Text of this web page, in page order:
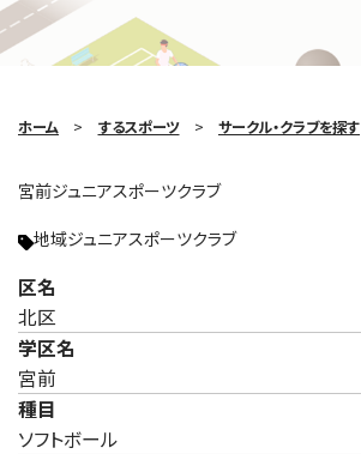
ホーム するスポーツ サークル・クラブを探す
宮前ジュニアスポーツクラブ
地域ジュニアスポーツクラブ
区名
北区
学区名
宮前
種目
ソフトボール